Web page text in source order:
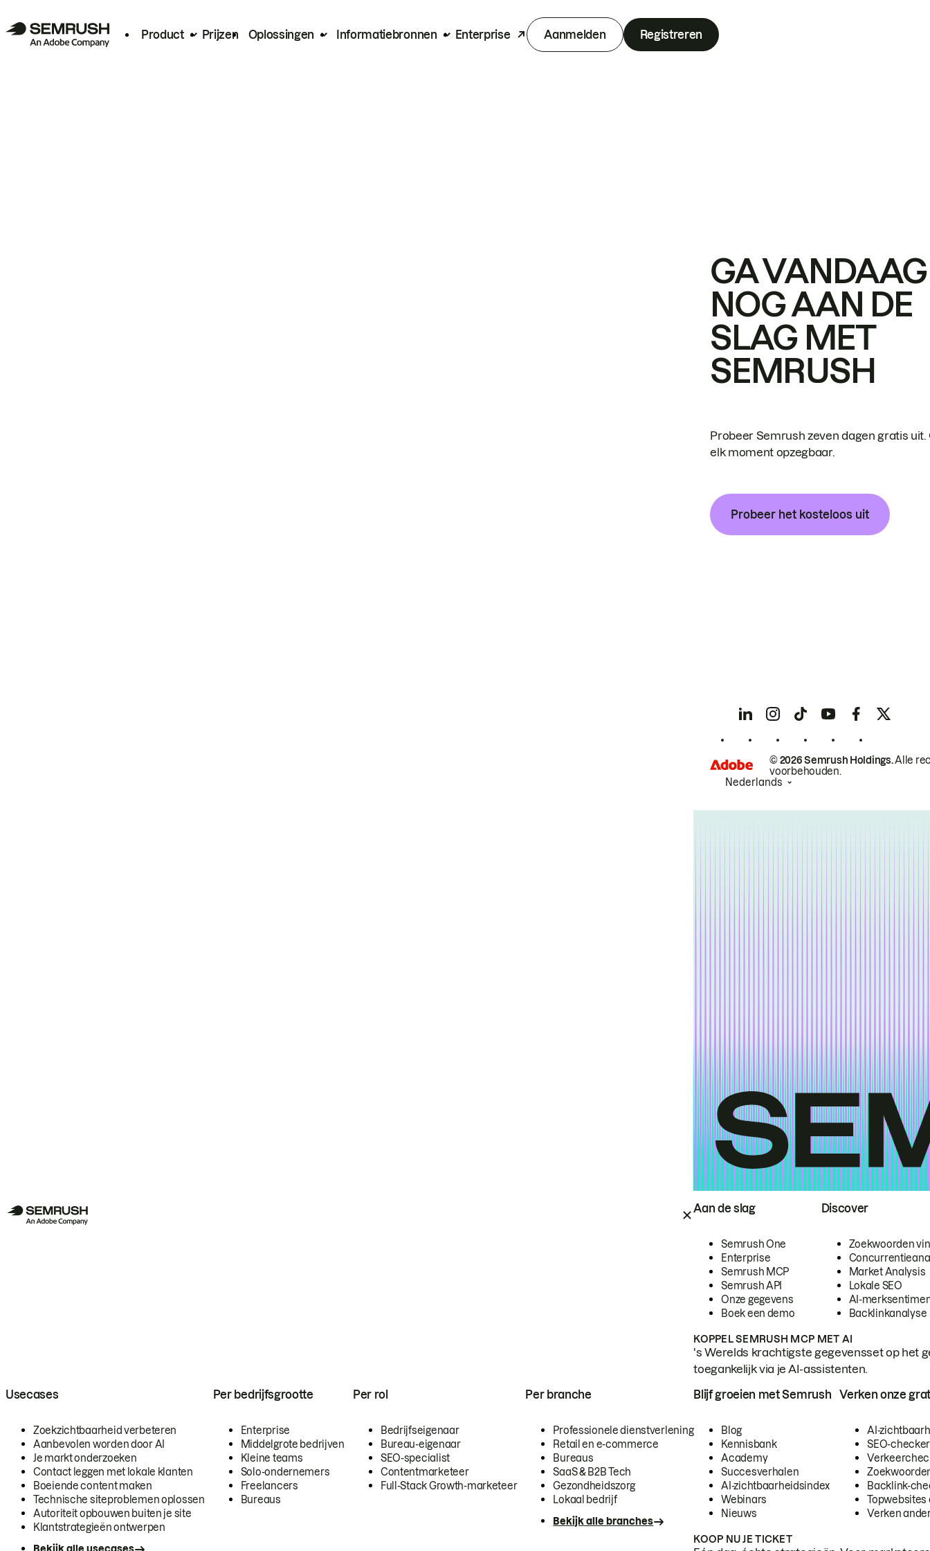
Product Prijzen Oplossingen Informatiebronnen Enterprise Aanmelden Registreren
Aan de slag
Semrush One
Enterprise
Semrush MCP
Semrush API
Onze gegevens
Boek een demo
Discover
Zoekwoorden
Market Analysis
Lokale SEO
AI-
Backlinkanalyse
KOPPEL SEMRUSH MCP MET AI
's Werelds krachtigste gegevensset op het
toegankelijk via je AI-assistenten.
Usecases
Zoekzichtbaarheid verbeteren
Aanbevolen worden door AI
Je markt onderzoeken
Contact leggen met lokale klanten
Boeiende content maken
Technische siteproblemen oplossen
Autoriteit opbouwen buiten je site
Klantstrategieën ontwerpen
Per bedrijfsgrootte
Enterprise
Middelgrote bedrijven
Kleine teams
Solo-ondernemers
Freelancers
Bureaus
Per rol
Bedrijfseigenaar
Bureau-eigenaar
SEO-specialist
Contentmarketeer
Full-Stack Growth-marketeer
Per branche
Professionele dienstverlening
Retail en e-commerce
Bureaus
SaaS & B2B Tech
Gezondheidszorg
Lokaal bedrijf
Bekijk alle branches
Blijf groeien met Semrush
Blog
Kennisbank
Academy
Succesverhalen
AI-zichtbaarheidsindex
Webinars
Nieuws
Verken onze
AI-
SEO-checker
Backlink-
Topwebsites
Verken
KOOP NU JE TICKET
GA VANDAAG
NOG AAN DE
SLAG MET
SEMRUSH
Probeer Semrush zeven dagen gratis uit.
elk moment opzegbaar.
Probeer het kosteloos uit
© 2026 Semrush Holdings.Alle
voorbehouden.
Nederlands